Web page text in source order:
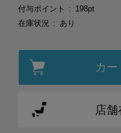
付与ポイント
198pt
在庫状況
あり
カー
店